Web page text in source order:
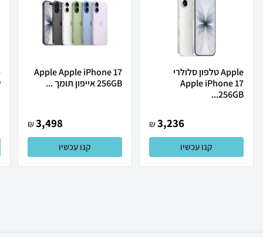
Apple טלפון סלולרי
Apple iPhone 17
256GB...
3,236
₪
קנו עכשיו
Apple Apple iPhone 17
256GB אייפון תומך ...
3,498
₪
קנו עכשיו